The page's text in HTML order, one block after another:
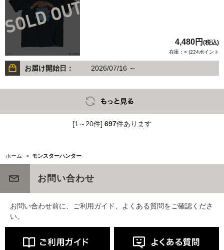
4,480円 (税込)
在庫：× |224ポイント
お届け開始日： 2026/07/16 ～
[1～20件] 697件あります
ホーム > モンスターハンター
お問い合わせ
お問い合わせ前に、ご利用ガイド、よくある質問をご確認くださ
い。